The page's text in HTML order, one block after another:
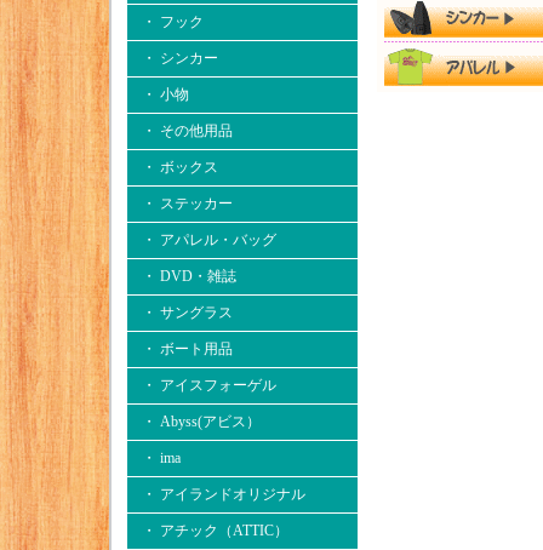
・ フック
・ シンカー
・ 小物
・ その他用品
・ ボックス
・ ステッカー
・ アパレル・バッグ
・ DVD・雑誌
・ サングラス
・ ボート用品
・ アイスフォーゲル
・ Abyss(アビス）
・ ima
・ アイランドオリジナル
・ アチック（ATTIC）